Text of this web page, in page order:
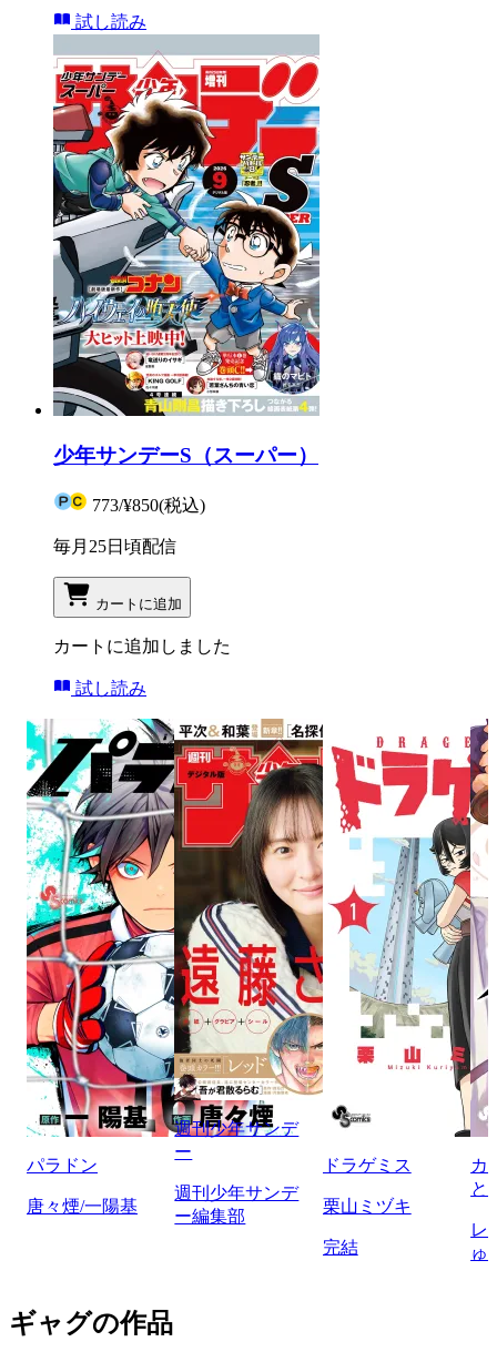
試し読み
少年サンデーS（スーパー）
773/¥850(税込)
毎月25日頃配信
カートに追加
カートに追加しました
試し読み
パラドン
唐々煙/一陽基
週刊少年サンデ
ー
週刊少年サンデ
ー編集部
ドラゲミス
栗山ミヅキ
完結
カ
と
レ
ゅ
ギャグの作品